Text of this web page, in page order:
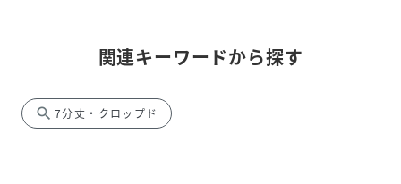
関連キーワードから探す
search 7分丈・クロップド